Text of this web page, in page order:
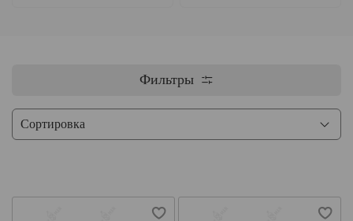
Фильтры